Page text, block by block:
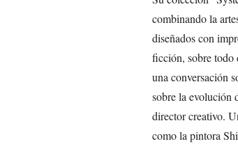
combinando la
diseñados con
ficción, sobre todo
una conversación
sobre la evolución
director creativo.
como la pintora